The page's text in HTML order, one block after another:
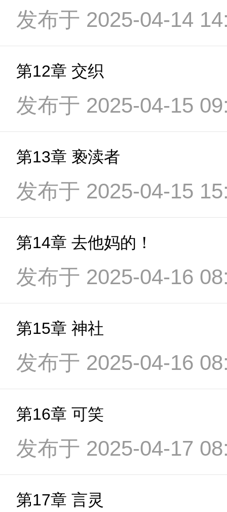
发布于 2025-04-14
第12章 交织
发布于 2025-04-15
第13章 亵渎者
发布于 2025-04-15
第14章 去他妈的！
发布于 2025-04-16
第15章 神社
发布于 2025-04-16
第16章 可笑
发布于 2025-04-17
第17章 言灵